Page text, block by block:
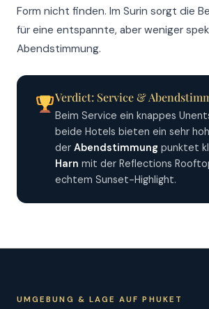
Form nicht finden. Im Surin sorgt die
für eine entspannte, aber weniger
Abendstimmung.
Verdict: Service &
Beim Service ein knappes
beide Hotels bieten ein sehr
derAbendstimmung punktet
Harn mit der Reflections
echtem Sunset-Highlight.
UMGEBUNG & LAGE AUF PHUKET